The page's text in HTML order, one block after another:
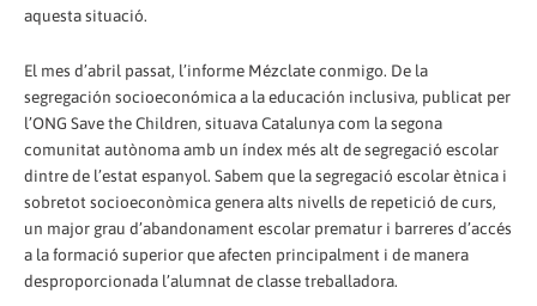
aquesta situació.
El mes d’abril passat, l’informe Mézclate conmigo. De la
segregación socioeconómica a la educación inclusiva, publicat per
l’ONG Save the Children, situava Catalunya com la segona
comunitat autònoma amb un índex més alt de segregació escolar
dintre de l’estat espanyol. Sabem que la segregació escolar ètnica i
sobretot socioeconòmica genera alts nivells de repetició de curs,
un major grau d’abandonament escolar prematur i barreres d’accés
a la formació superior que afecten principalment i de manera
desproporcionada l’alumnat de classe treballadora.